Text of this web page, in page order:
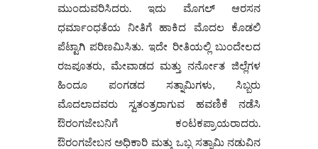
ಮುಂದುವರಿಸಿದರು. ಇದು ಮೊಗಲ್ ಆರಸನ
ಧರ್ಮಾಂಧತೆಯ ನೀತಿಗೆ ಹಾಕಿದ ಮೊದಲ ಕೊಡಲಿ
ಪೆಟ್ಟಾಗಿ ಪರಿಣಮಿಸಿತು. ಇದೇ ರೀತಿಯಲ್ಲಿ ಬುಂದೇಲದ
ರಜಪೂತರು, ಮೇವಾಡದ ಮತ್ತು ನರ್ನೋತ ಜಿಲ್ಲೆಗಳ
ಹಿಂದೂ ಪಂಗಡದ ಸತ್ನಾಮಿಗಳು, ಸಿಬ್ಬರು
ಮೊದಲಾದವರು ಸ್ವತಂತ್ರರಾಗುವ ಹವಣಿಕೆ ನಡೆಸಿ
ಔರಂಗಜೇಬನಿಗೆ ಕಂಟಕಪ್ರಾಯರಾದರು.
ಔರಂಗಜೇಬನ ಅಧಿಕಾರಿ ಮತ್ತು ಒಬ್ಬ ಸತ್ನಾಮಿ ನಡುವಿನ